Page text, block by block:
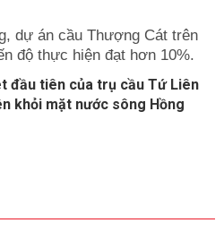
dự án cầu Thượng Cát trên
độ thực hiện đạt hơn 10%.
đầu tiên của trụ cầu Tứ Liên
khỏi mặt nước sông Hồng